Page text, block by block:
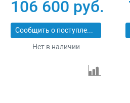
106 600 руб.
Сообщить о поступлении
Нет в наличии